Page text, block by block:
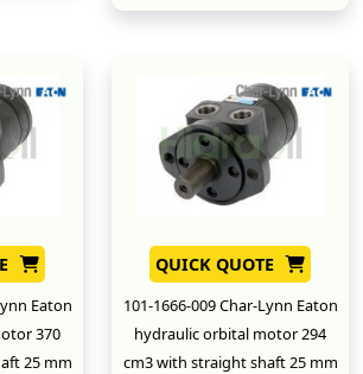
Eaton
370
25 mm
QUICK QUOTE
101-1666-009 Char-Lynn Eaton
hydraulic orbital motor 294
cm3 with straight shaft 25 mm